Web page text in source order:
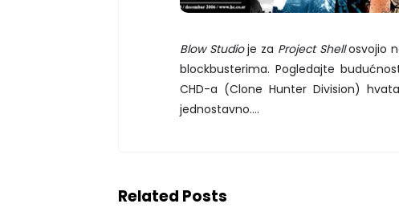
Blow Studioje za Project Shellosvojio
blockbusterima. Pogledajte
CHD-a (Clone Hunter Division)
jednostavno….
Related Posts